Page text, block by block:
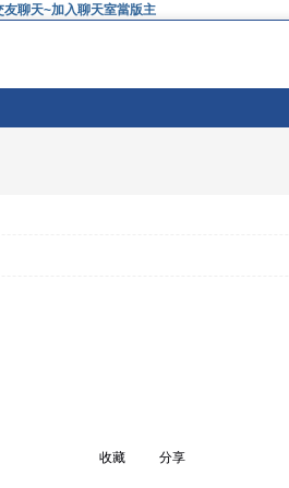
聊天~加入聊天室當版主
收藏 分享